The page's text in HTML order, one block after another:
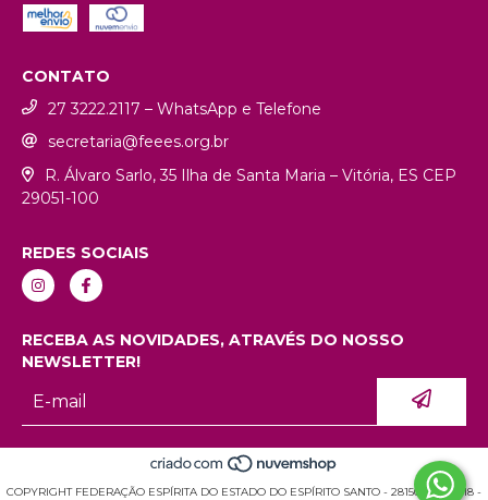
CONTATO
27 3222.2117 – WhatsApp e Telefone
secretaria@feees.org.br
R. Álvaro Sarlo, 35 Ilha de Santa Maria – Vitória, ES CEP
29051-100
REDES SOCIAIS
RECEBA AS NOVIDADES, ATRAVÉS DO NOSSO
NEWSLETTER!
COPYRIGHT FEDERAÇÃO ESPÍRITA DO ESTADO DO ESPÍRITO SANTO - 28150936000118 -